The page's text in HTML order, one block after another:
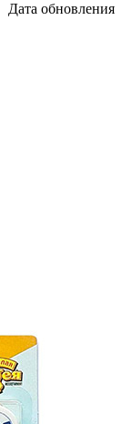
Дата обновления